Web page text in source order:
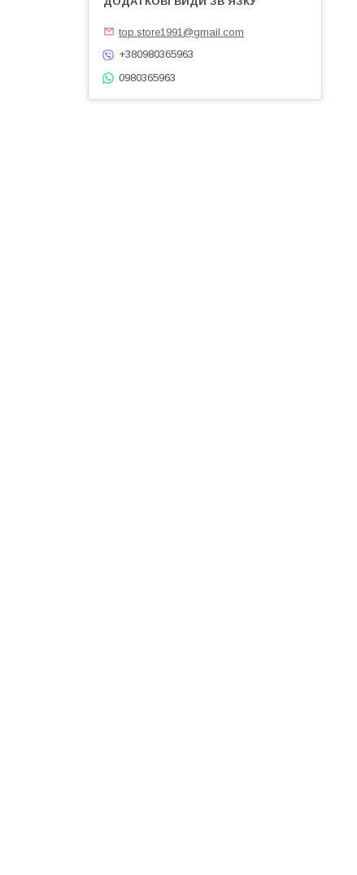
top.store1991@gmail.com
+380980365963
0980365963